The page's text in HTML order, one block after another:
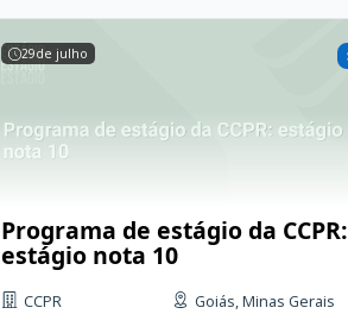
29de julho
Programa de estágio da CCPR:
estágio nota 10
CCPR Goiás, Minas Gerais